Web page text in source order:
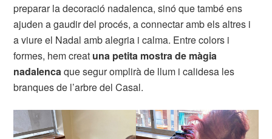
preparar la decoració nadalenca, sinó que també ens
ajuden a gaudir del procés, a connectar amb els altres i
a viure el Nadal amb alegria i calma. Entre colors i
formes, hem creat una petita mostra de màgia
nadalencaque segur omplirà de llum i calidesa les
branques de l’arbre del Casal.